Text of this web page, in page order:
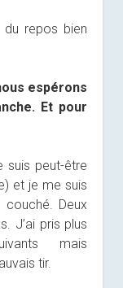
repos bien
espérons
Et pour
suis peut-être
et je me suis
Deux
J’ai pris plus
mais
tir.